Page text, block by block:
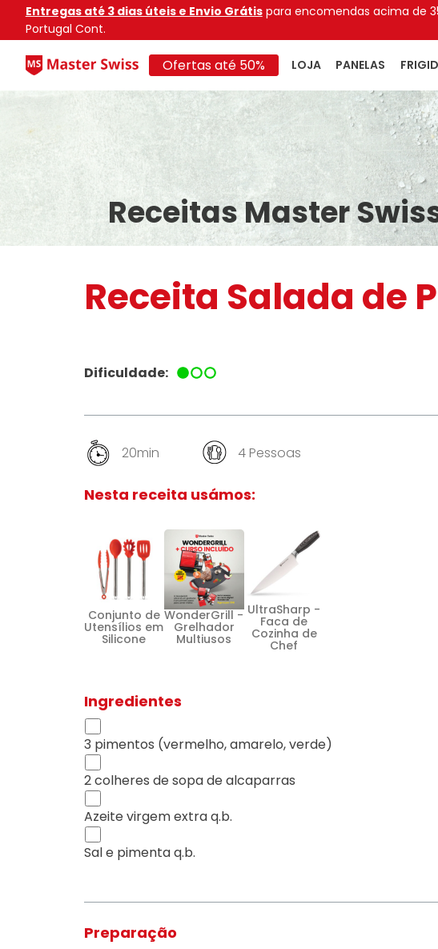
Entregas até 3 dias úteis e Envio Grátispara encomendas acima de
Portugal Cont.
Ofertas até 50% LOJA PANELAS
Receitas Master
Receita Salada de
Dificuldade:
20min 4 Pessoas
Nesta receita usámos:
Conjunto de
Utensílios em
Silicone
WonderGrill -
Grelhador
Multiusos
UltraSharp -
Faca de
Cozinha de
Chef
Ingredientes
3 pimentos (vermelho, amarelo, verde)
2 colheres de sopa de alcaparras
Azeite virgem extra q.b.
Sal e pimenta q.b.
Preparação